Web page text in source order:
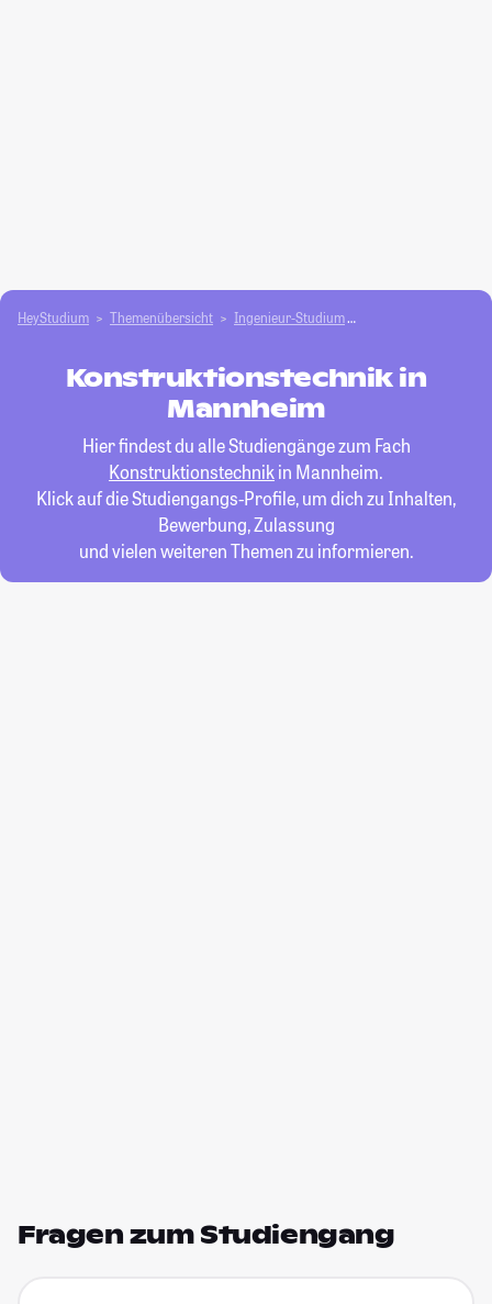
HeyStudium Themenübersicht Ingenieur-Studium
Konstruktionstechnik in
Mannheim
Hier findest du alle Studiengänge zum Fach
Konstruktionstechnikin Mannheim.
Klick auf die Studiengangs-Profile, um dich zu Inhalten,
Bewerbung, Zulassung
und vielen weiteren Themen zu informieren.
Fragen zum Studiengang